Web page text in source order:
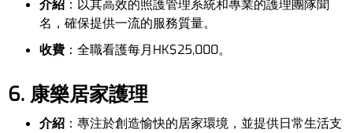
介紹 ：以其高效的照護管理系統和專業的護理團隊聞
名，確保提供一流的服務質量。
收費 ：全職看護每月HK$25,000。
6. 康樂居家護理
介紹 ：專注於創造愉快的居家環境，並提供日常生活支